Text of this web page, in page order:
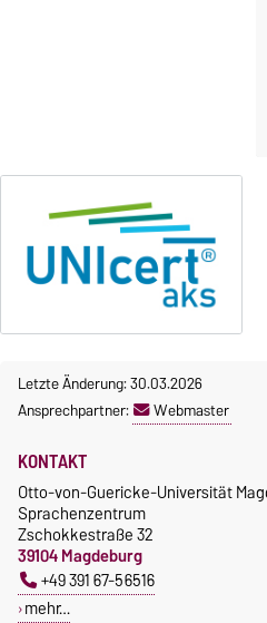
Letzte Änderung: 30.03.2026
Ansprechpartner:
Webmaster
KONTAKT
Otto-von-Guericke-Universität
Sprachenzentrum
Zschokkestraße 32
39104 Magdeburg
+49 391 67-56516
mehr…